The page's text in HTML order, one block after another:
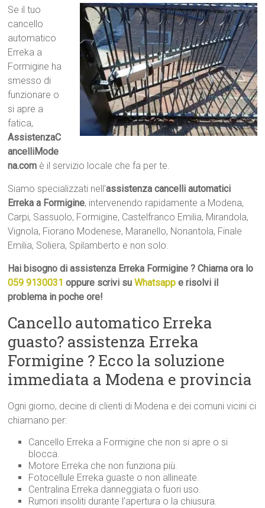
Se il tuo
cancello
automatico
Erreka a
Formigine ha
smesso di
funzionare o
si apre a
fatica,
AssistenzaC
ancelliMode
na.com è il servizio locale che fa per te.
Siamo specializzati nell’assistenza cancelli automatici
Erreka a Formigine, intervenendo rapidamente a Modena,
Carpi, Sassuolo, Formigine, Castelfranco Emilia, Mirandola,
Vignola, Fiorano Modenese, Maranello, Nonantola, Finale
Emilia, Soliera, Spilamberto e non solo.
Hai bisogno di assistenza Erreka Formigine ? Chiama ora lo
059 9130031 oppure scrivi suWhatsapp e risolvi il
problema in poche ore!
Cancello automatico Erreka
guasto? assistenza Erreka
Formigine ? Ecco la soluzione
immediata a Modena e provincia
Ogni giorno, decine di clienti di Modena e dei comuni vicini ci
chiamano per:
Cancello Erreka a Formigine che non si apre o si
blocca.
Motore Erreka che non funziona più.
Fotocellule Erreka guaste o non allineate.
Centralina Erreka danneggiata o fuori uso.
Rumori insoliti durante l’apertura o la chiusura.